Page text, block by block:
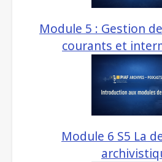
Module 5 : Gestion
courants et
Module 6 S5 La